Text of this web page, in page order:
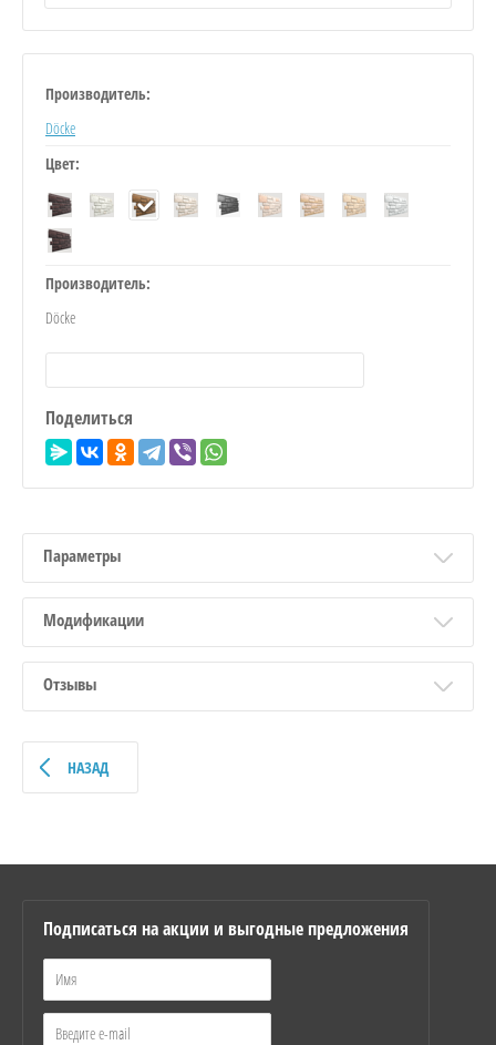
Производитель:
Döcke
Цвет:
Производитель:
Döcke
Поделиться
Параметры
Модификации
Отзывы
НАЗАД
Подписаться на акции и выгодные предложения